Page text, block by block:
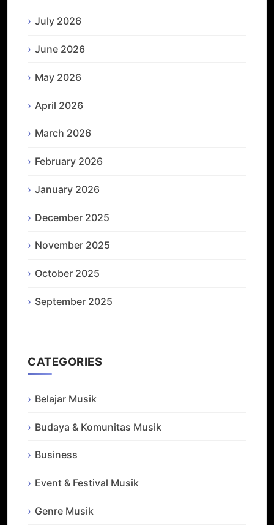
July 2026
June 2026
May 2026
April 2026
March 2026
February 2026
January 2026
December 2025
November 2025
October 2025
September 2025
CATEGORIES
Belajar Musik
Budaya & Komunitas Musik
Business
Event & Festival Musik
Genre Musik